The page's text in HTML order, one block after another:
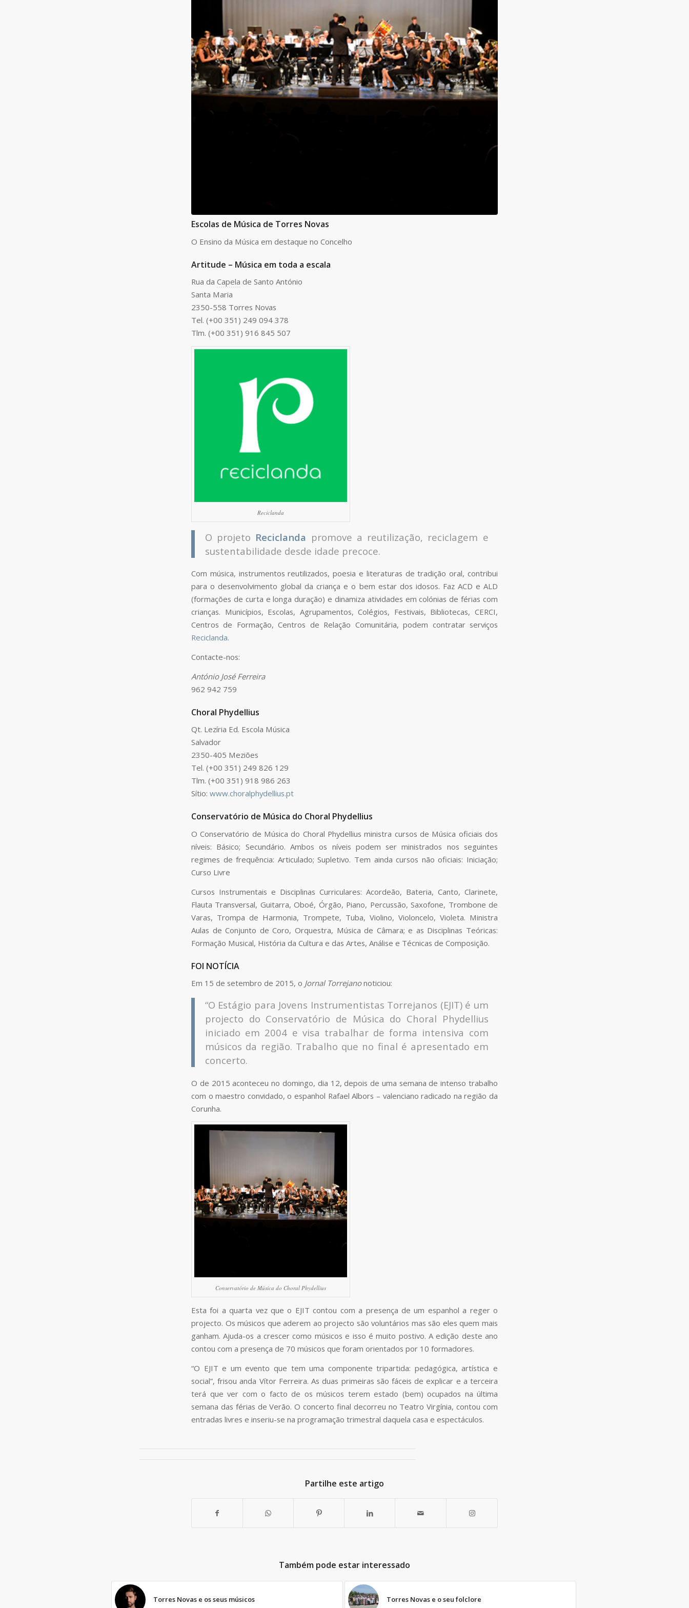
Escolas de Música de Torres Novas
O Ensino da Música em destaque no Concelho
Artitude – Música em toda a escala
Rua da Capela de Santo António
Santa Maria
2350-558 Torres Novas
Tel. (+00 351) 249 094 378
Tlm. (+00 351) 916 845 507
Reciclanda
O projeto Reciclanda promove a reutilização, reciclagem e
sustentabilidade desde idade precoce.
Com música, instrumentos reutilizados, poesia e literaturas de tradição oral, contribui
para o desenvolvimento global da criança e o bem estar dos idosos. Faz ACD e ALD
(formações de curta e longa duração) e dinamiza atividades em colónias de férias com
crianças. Municípios, Escolas, Agrupamentos, Colégios, Festivais, Bibliotecas, CERCI,
Centros de Formação, Centros de Relação Comunitária, podem contratar serviços
Reciclanda.
Contacte-nos:
António José Ferreira
962 942 759
Choral Phydellius
Qt. Lezíria Ed. Escola Música
Salvador
2350-405 Meziões
Tel. (+00 351) 249 826 129
Tlm. (+00 351) 918 986 263
Sítio: www.choralphydellius.pt
Conservatório de Música do Choral Phydellius
O Conservatório de Música do Choral Phydellius ministra cursos de Música oficiais dos
níveis: Básico; Secundário. Ambos os níveis podem ser ministrados nos seguintes
regimes de frequência: Articulado; Supletivo. Tem ainda cursos não oficiais: Iniciação;
Curso Livre
Cursos Instrumentais e Disciplinas Curriculares: Acordeão, Bateria, Canto, Clarinete,
Flauta Transversal, Guitarra, Oboé, Órgão, Piano, Percussão, Saxofone, Trombone de
Varas, Trompa de Harmonia, Trompete, Tuba, Violino, Violoncelo, Violeta. Ministra
Aulas de Conjunto de Coro, Orquestra, Música de Câmara; e as Disciplinas Teóricas:
Formação Musical, História da Cultura e das Artes, Análise e Técnicas de Composição.
FOI NOTÍCIA
Em 15 de setembro de 2015, o Jornal Torrejanonoticiou:
“O Estágio para Jovens Instrumentistas Torrejanos (EJIT) é um
projecto do Conservatório de Música do Choral Phydellius
iniciado em 2004 e visa trabalhar de forma intensiva com
músicos da região. Trabalho que no final é apresentado em
concerto.
O de 2015 aconteceu no domingo, dia 12, depois de uma semana de intenso trabalho
com o maestro convidado, o espanhol Rafael Albors – valenciano radicado na região da
Corunha.
Conservatório de Música do Choral Phydellius
Esta foi a quarta vez que o EJIT contou com a presença de um espanhol a reger o
projecto. Os músicos que aderem ao projecto são voluntários mas são eles quem mais
ganham. Ajuda-os a crescer como músicos e isso é muito postivo. A edição deste ano
contou com a presença de 70 músicos que foram orientados por 10 formadores.
“O EJIT e um evento que tem uma componente tripartida: pedagógica, artística e
social”, frisou anda Vítor Ferreira. As duas primeiras são fáceis de explicar e a terceira
terá que ver com o facto de os músicos terem estado (bem) ocupados na última
semana das férias de Verão. O concerto final decorreu no Teatro Virgínia, contou com
entradas livres e inseriu-se na programação trimestral daquela casa e espectáculos.
Partilhe este artigo
Também pode estar interessado
Torres Novas e os seus músicos Torres Novas e o seu folclore